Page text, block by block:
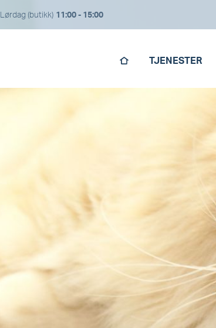
Lørdag (butikk) 11:00 - 15:00
TJENESTER